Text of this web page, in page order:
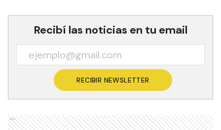
Recibí las noticias en tu email
RECIBIR NEWSLETTER
Ads